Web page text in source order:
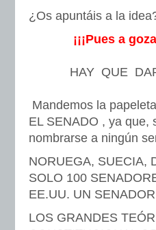
¿Os apuntáis a la
¡¡¡Pues a
HAY QUE DAR
Mandemos la
EL SENADO , ya que,
nombrarse a ningún
NORUEGA, SUECIA,
SOLO 100
EE.UU. UN
LOS GRANDES